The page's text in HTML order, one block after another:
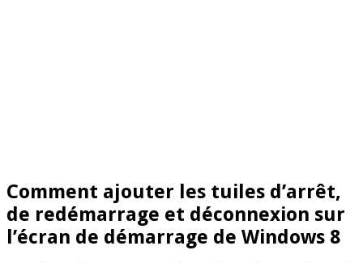
Comment ajouter les tuiles d’arrêt,
de redémarrage et déconnexion sur
l’écran de démarrage de Windows 8